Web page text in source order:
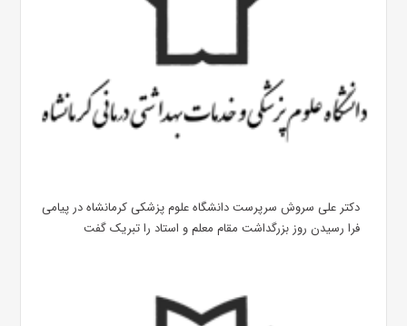
دکتر علی سروش سرپرست دانشگاه علوم پزشکی کرمانشاه در پیامی
فرا رسیدن روز بزرگداشت مقام معلم و استاد را تبریک گفت